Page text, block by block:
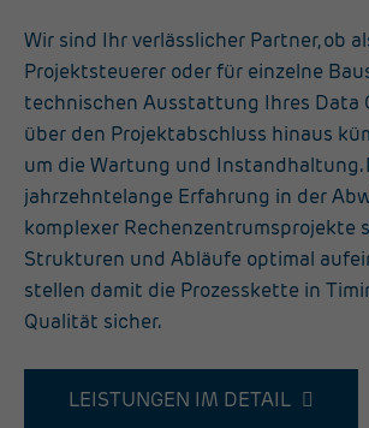
Wir sind Ihr verlässlicher Partner, ob
Projektsteuerer oder für einzelne
technischen Ausstattung Ihres Data
über den Projektabschluss hinaus
um die Wartung und Instandhaltung.
jahrzehntelange Erfahrung in der
komplexer Rechenzentrumsprojekte
Strukturen und Abläufe optimal
stellen damit die Prozesskette in
Qualität sicher.
LEISTUNGEN IM DETAIL